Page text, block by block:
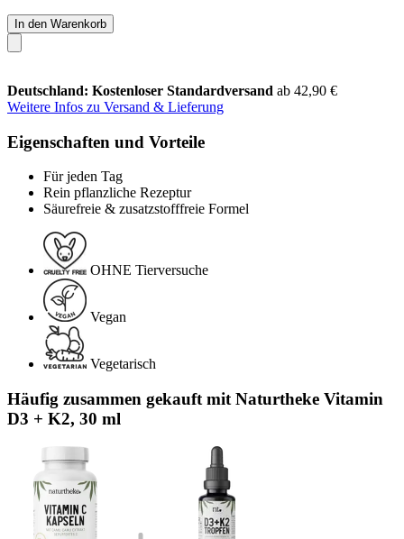
In den Warenkorb
Deutschland: Kostenloser Standardversand ab 42,90 €
Weitere Infos zu Versand & Lieferung
Eigenschaften und Vorteile
Für jeden Tag
Rein pflanzliche Rezeptur
Säurefreie & zusatzstofffreie Formel
OHNE Tierversuche
Vegan
Vegetarisch
Häufig zusammen gekauft mit Naturtheke Vitamin
D3 + K2, 30 ml